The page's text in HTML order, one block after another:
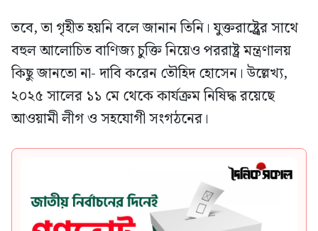
তবে, তা গৃহীত হয়নি বলে জানান তিনি। যুক্তরাষ্ট্র্রের সাথে
বহুল আলোচিত বাণিজ্য চুক্তি নিয়েও পররাষ্ট্র মন্ত্রণালয়
কিছু জানতো না- দাবি করেন তৌহিদ হোসেন। উল্লেখ্য,
২০২৫ সালের ১১ মে থেকে কার্যক্রম নিষিদ্ধ রয়েছে
আওয়ামী লীগ ও সহযোগী সংগঠনের।